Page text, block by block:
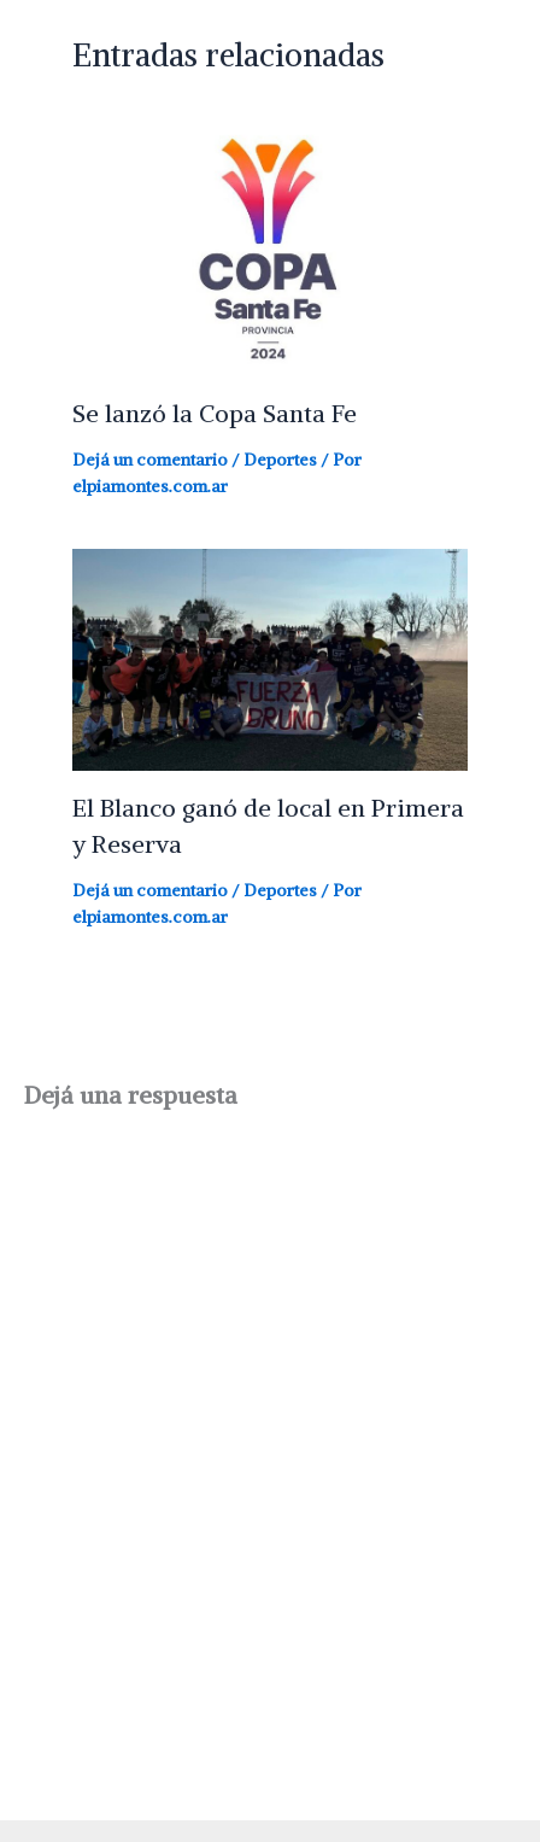
Entradas relacionadas
Se lanzó la Copa Santa Fe
Dejá un comentario / Deportes / Por
elpiamontes.com.ar
El Blanco ganó de local en Primera
y Reserva
Dejá un comentario / Deportes / Por
elpiamontes.com.ar
Dejá una respuesta